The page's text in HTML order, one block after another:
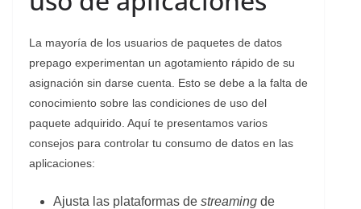
La mayoría de los usuarios de paquetes de datos
prepago experimentan un agotamiento rápido de su
asignación sin darse cuenta. Esto se debe a la falta de
conocimiento sobre las condiciones de uso del
paquete adquirido. Aquí te presentamos varios
consejos para controlar tu consumo de datos en las
aplicaciones:
Ajusta las plataformas de streaming de